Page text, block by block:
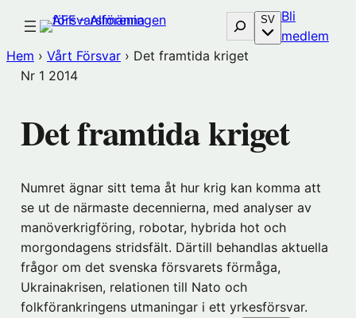
innehåll
Sök SV Bli
medlem
Hem › Vårt Försvar › Det framtida kriget
Nr 1 2014
Det framtida kriget
Numret ägnar sitt tema åt hur krig kan komma att
se ut de närmaste decennierna, med analyser av
manöverkrigföring, robotar, hybrida hot och
morgondagens stridsfält. Därtill behandlas aktuella
frågor om det svenska försvarets förmåga,
Ukrainakrisen, relationen till Nato och
folkförankringens utmaningar i ett yrkesförsvar.